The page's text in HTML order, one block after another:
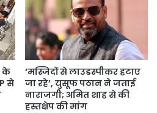
के
से
‘मस्जिदों से लाउडस्पीकर हटाए
जा रहे’, युसूफ पठान ने जताई
नाराजगी; अमित शाह से की
हस्तक्षेप की मांग